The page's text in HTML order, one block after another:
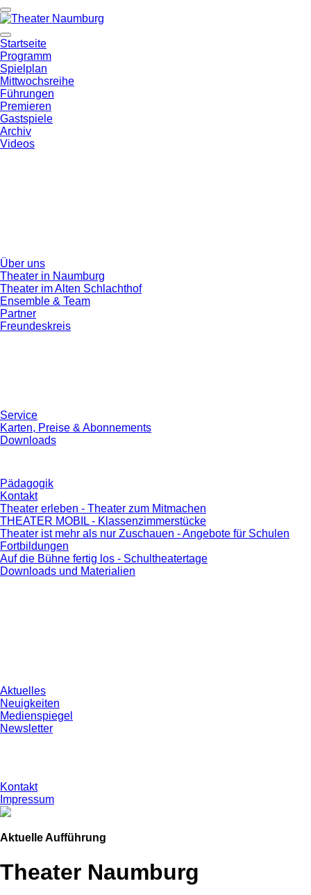
Startseite
Programm
Spielplan
Mittwochsreihe
Führungen
Premieren
Gastspiele
Archiv
Videos
Über uns
Theater in Naumburg
Theater im Alten Schlachthof
Ensemble & Team
Partner
Freundeskreis
Service
Karten, Preise & Abonnements
Downloads
Pädagogik
Kontakt
Theater erleben - Theater zum Mitmachen
THEATER MOBIL - Klassenzimmerstücke
Theater ist mehr als nur Zuschauen - Angebote für Schulen
Fortbildungen
Auf die Bühne fertig los - Schultheatertage
Downloads und Materialien
Aktuelles
Neuigkeiten
Medienspiegel
Newsletter
Kontakt
Impressum
Aktuelle Aufführung
Theater Naumburg